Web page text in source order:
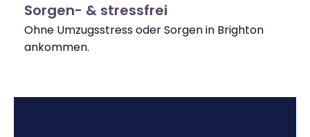
Sorgen- & stressfrei
Ohne Umzugsstress oder Sorgen in Brighton
ankommen.